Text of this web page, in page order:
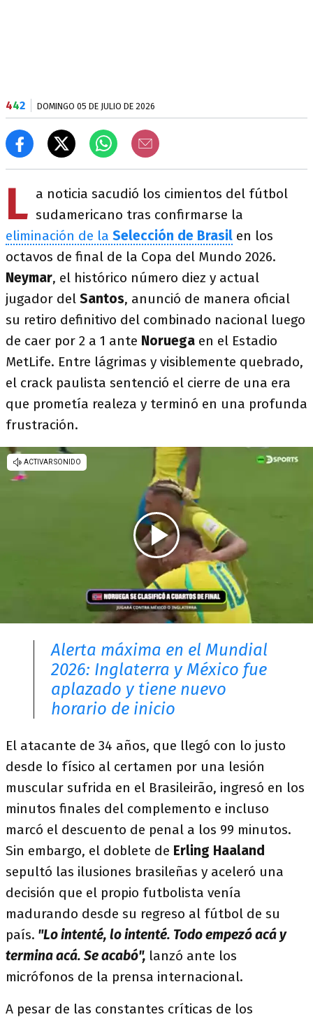
442 DOMINGO 05 DE JULIO DE 2026
L a noticia sacudió los cimientos del fútbol
sudamericano tras confirmarse la
eliminación de la Selección de Brasil en los
octavos de final de la Copa del Mundo 2026.
Neymar, el histórico número diez y actual
jugador del Santos, anunció de manera oficial
su retiro definitivo del combinado nacional luego
de caer por 2 a 1 ante Noruega en el Estadio
MetLife. Entre lágrimas y visiblemente quebrado,
el crack paulista sentenció el cierre de una era
que prometía realeza y terminó en una profunda
frustración.
Alerta máxima en el Mundial
2026: Inglaterra y México fue
aplazado y tiene nuevo
horario de inicio
El atacante de 34 años, que llegó con lo justo
desde lo físico al certamen por una lesión
muscular sufrida en el Brasileirão, ingresó en los
minutos finales del complemento e incluso
marcó el descuento de penal a los 99 minutos.
Sin embargo, el doblete de Erling Haaland
sepultó las ilusiones brasileñas y aceleró una
decisión que el propio futbolista venía
madurando desde su regreso al fútbol de su
país. "Lo intenté, lo intenté. Todo empezó acá y
termina acá. Se acabó", lanzó ante los
micrófonos de la prensa internacional.
A pesar de las constantes críticas de los